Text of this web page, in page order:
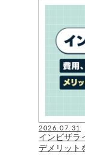
2026.07.31
インビザラ
デメリット